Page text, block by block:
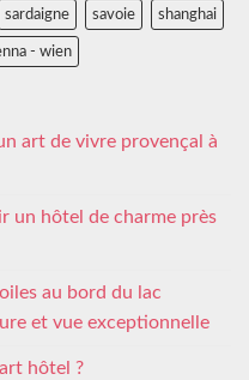
sardaigne savoie shanghai
- wien
art de vivre provençal à
un hôtel de charme près
au bord du lac
et vue exceptionnelle
hôtel ?